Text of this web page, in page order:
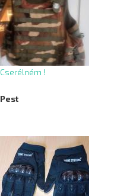
Cserélném !
Pest